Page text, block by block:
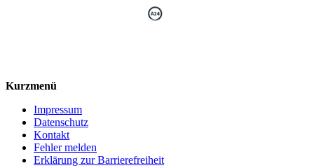
Kurzmenü
Impressum
Datenschutz
Kontakt
Fehler melden
Erklärung zur Barrierefreiheit